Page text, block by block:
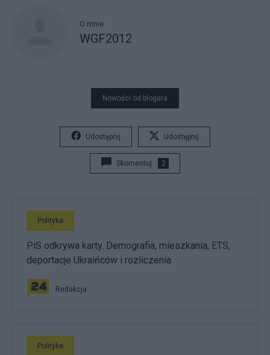
O mnie
WGF2012
Nowości od blogera
Udostępnij Udostępnij
Skomentuj 2
Polityka
PiS odkrywa karty. Demografia, mieszkania, ETS,
deportacje Ukraińców i rozliczenia
Redakcja
Polityka